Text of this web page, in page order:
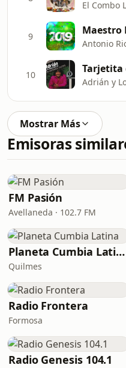
El Combo
9
Antonio
10 Tarjetita
Adrián y
Mostrar Más
Emisoras
FM Pasión
Avellaneda · 102.7 FM
Planeta Cumbia Latina
Quilmes
Radio Frontera
Formosa
Radio Genesis 104.1